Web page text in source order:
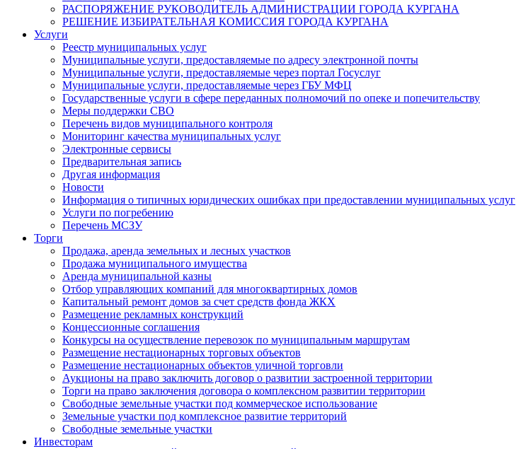
РАСПОРЯЖЕНИЕ РУКОВОДИТЕЛЬ АДМИНИСТРАЦИИ ГОРОДА КУРГАНА
РЕШЕНИЕ ИЗБИРАТЕЛЬНАЯ КОМИССИЯ ГОРОДА КУРГАНА
Услуги
Реестр муниципальных услуг
Муниципальные услуги, предоставляемые по адресу электронной почты
Муниципальные услуги, предоставляемые через портал Госуслуг
Муниципальные услуги, предоставляемые через ГБУ МФЦ
Государственные услуги в сфере переданных полномочий по опеке и попечительству
Меры поддержки СВО
Перечень видов муниципального контроля
Мониторинг качества муниципальных услуг
Электронные сервисы
Предварительная запись
Другая информация
Новости
Информация о типичных юридических ошибках при предоставлении муниципальных услуг
Услуги по погребению
Перечень МСЗУ
Торги
Продажа, аренда земельных и лесных участков
Продажа муниципального имущества
Аренда муниципальной казны
Отбор управляющих компаний для многоквартирных домов
Капитальный ремонт домов за счет средств фонда ЖКХ
Размещение рекламных конструкций
Концессионные соглашения
Конкурсы на осуществление перевозок по муниципальным маршрутам
Размещение нестационарных торговых объектов
Размещение нестационарных объектов уличной торговли
Аукционы на право заключить договор о развитии застроенной территории
Торги на право заключения договора о комплексном развитии территории
Свободные земельные участки под коммерческое использование
Земельные участки под комплексное развитие территорий
Свободные земельные участки
Инвесторам